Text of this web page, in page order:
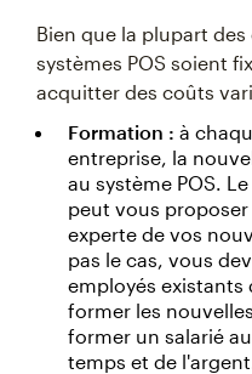
Bien que la plupart
systèmes POS soient
acquitter des coûts
Formation : à
entreprise, la
au système POS.
peut vous
experte de vos
pas le cas, vous
employés existants
former les
former un salarié
temps et de